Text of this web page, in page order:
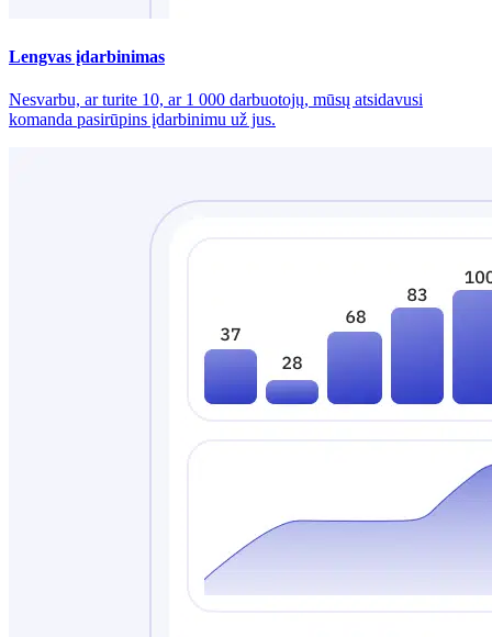
Lengvas įdarbinimas
Nesvarbu, ar turite 10, ar 1 000 darbuotojų, mūsų atsidavusi
komanda pasirūpins įdarbinimu už jus.